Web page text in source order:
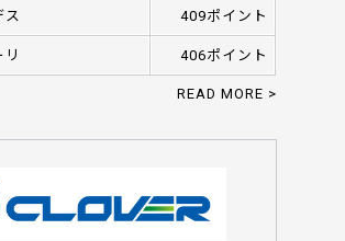
ス 409ポイント
406ポイント
READ MORE >